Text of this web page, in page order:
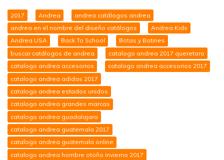
2017 Andrea
andrea catálogos andrea
andrea en el nombre del diseño catálogos
Andrea Kids
Andrea USA
Back To School
Botas y Botines
buscar catálogos de andrea
catalogo andrea 2017 queretaro
catalogo andrea accesorios
catalogo andrea accesorios 2017
catalogo andrea adidas 2017
catalogo andrea estados unidos
catalogo andrea grandes marcas
catalogo andrea guadalajara
catalogo andrea guatemala 2017
catalogo andrea guatemala online
catalogo andrea hombre otoño invierno 2017